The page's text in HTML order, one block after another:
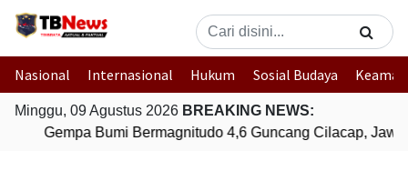
Nasional Internasional Hukum Sosial Budaya
Minggu, 09 Agustus 2026 BREAKING NEWS:
Gempa Bumi Bermagnitudo 4,6 Guncang Cilacap, Jawa